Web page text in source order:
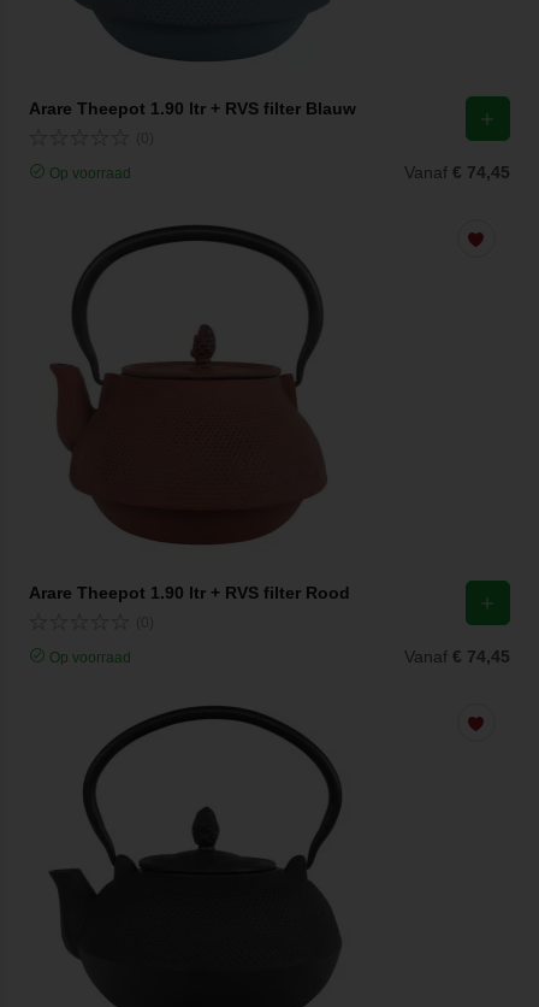
Arare Theepot 1.90 ltr + RVS filter Blauw
Op voorraad Vanaf € 74,45
Arare Theepot 1.90 ltr + RVS filter Rood
Op voorraad Vanaf € 74,45